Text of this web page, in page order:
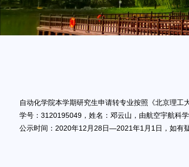
自动化学院本学期研究生申请转专业按照《北京理工大
学号：3120195049，姓名：邓云山，由航空宇航科学
公示时间：2020年12月28日—2021年1月1日，如有疑